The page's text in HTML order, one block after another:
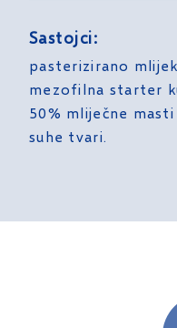
Sastojci:
pasterizirano
mezofilna starter
50% mliječne
suhe tvari.